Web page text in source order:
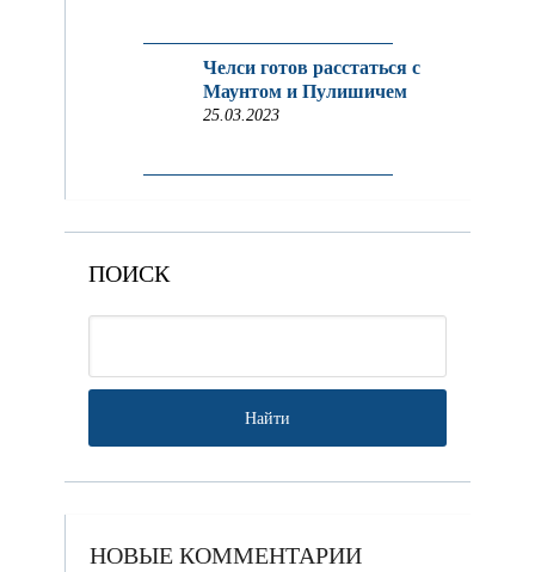
Челси готов расстаться с
Маунтом и Пулишичем
25.03.2023
ПОИСК
НОВЫЕ КОММЕНТАРИИ